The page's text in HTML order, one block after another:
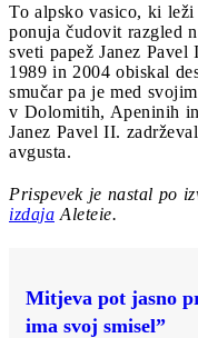
To alpsko vasico, ki
ponuja čudovit razgled
sveti papež Janez
1989 in 2004 obiskal
smučar pa je med
v Dolomitih, Apeninih
Janez Pavel II.
avgusta.
Prispevek je nastal po
izdaja Aleteie.
Mitjeva pot jasno
ima svoj smisel”